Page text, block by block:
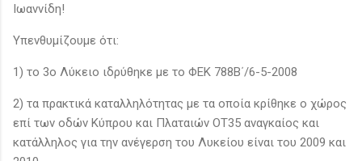
Ιωαννίδη!
Υπενθυμίζουμε ότι:
1) το 3ο Λύκειο ιδρύθηκε με το ΦΕΚ 788Β΄/6-5-2008
2) τα πρακτικά καταλληλότητας με τα οποία κρίθηκε ο χώρος
επί των οδών Κύπρου και Πλαταιών ΟΤ35 αναγκαίος και
κατάλληλος για την ανέγερση του Λυκείου είναι του 2009 και